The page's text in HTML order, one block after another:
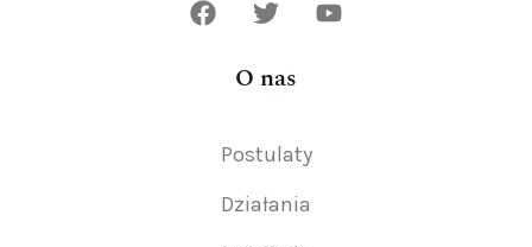
O nas
Postulaty
Działania